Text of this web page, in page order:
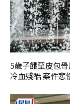
5歲子餓至皮包
冷血殘酷 案件悲